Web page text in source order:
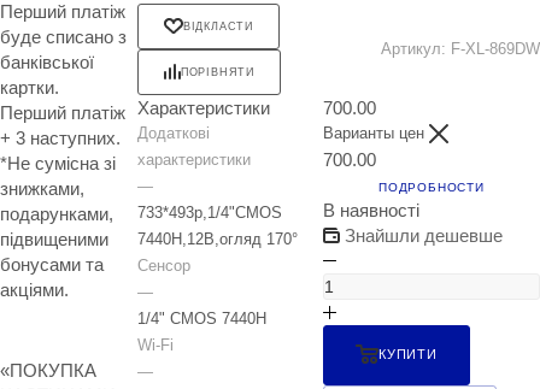
Перший платіж
буде списано з
банківської
картки.
Перший платіж
+ 3 наступних.
*Не сумісна зі
знижками,
подарунками,
підвищеними
бонусами та
акціями.
«ПОКУПКА
ВІДКЛАСТИ
ПОРІВНЯТИ
Артикул: F-XL-869DW
Характеристики
Додаткові
характеристики
—
733*493p,1/4"CMOS
7440H,12В,огляд 170°
Сенсор
—
1/4" CMOS 7440H
Wi-Fi
—
700.00
Варианты цен
700.00
ПОДРОБНОСТИ
В наявності
Знайшли дешевше
КУПИТИ